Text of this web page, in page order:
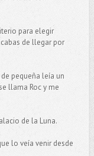
para elegir
de llegar por
pequeña leía un
llama Roc y me
de la Luna.
lo veía venir desde